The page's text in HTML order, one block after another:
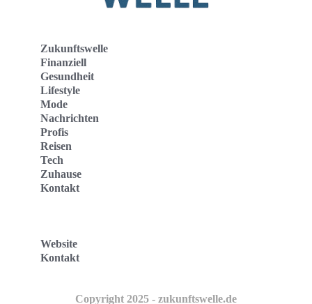
Zukunftswelle
Finanziell
Gesundheit
Lifestyle
Mode
Nachrichten
Profis
Reisen
Tech
Zuhause
Kontakt
Website
Kontakt
Copyright 2025 - zukunftswelle.de